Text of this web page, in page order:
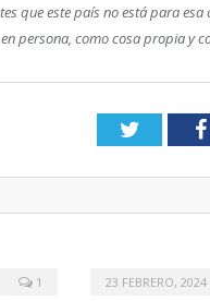
que este país no está para
persona, como cosa propia y
Twitter
1 23 FEBRERO, 2024